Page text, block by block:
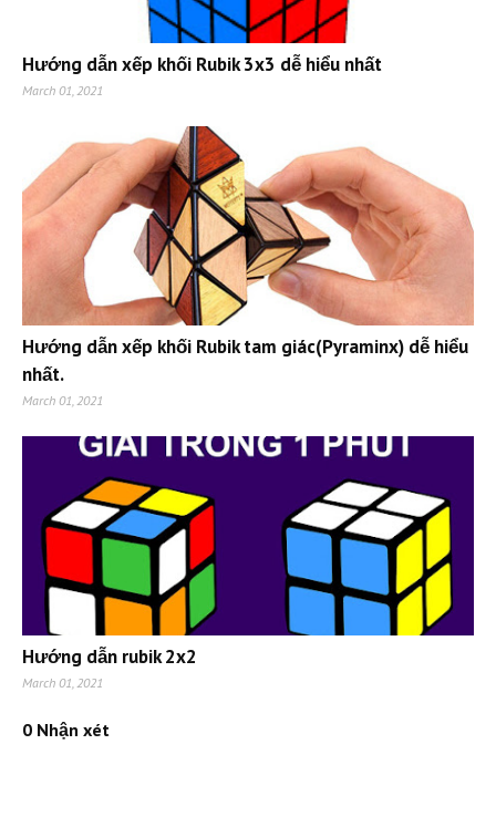
Hướng dẫn xếp khối Rubik 3x3 dễ hiểu nhất
March 01, 2021
Hướng dẫn xếp khối Rubik tam giác(Pyraminx) dễ hiểu
nhất.
March 01, 2021
Hướng dẫn rubik 2x2
March 01, 2021
0 Nhận xét